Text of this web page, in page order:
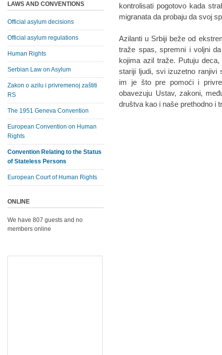
kontrolisati pogotovo kada
migranata da probaju da svoj
Azilanti u Srbiji beže od
traže spas, spremni i voljni
kojima azil traže. Putuju
stariji ljudi, svi izuzetno ranjivi
im je što pre pomoći i
obavezuju Ustav, zakoni,
društva kao i naše prethodno i
LAWS AND CONVENTIONS
Official asylum decisions
Official asylum regulations
Human Rights
Serbian Law on Asylum
Zakon o azilu i privremenoj zaštiti
RS
The 1951 Geneva Convention
European Convention on Human
Rights
Convention Relating to the Status
of Stateless Persons
European Court of Human Rights
ONLINE
We have 807 guests and no
members online